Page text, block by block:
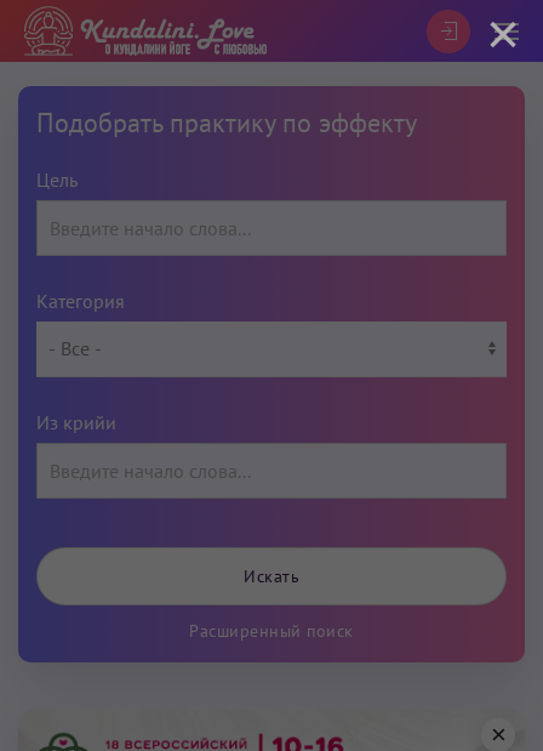
Подобрать практику по эффекту
Цель
Категория
Из крийи
Расширенный поиск
×
×